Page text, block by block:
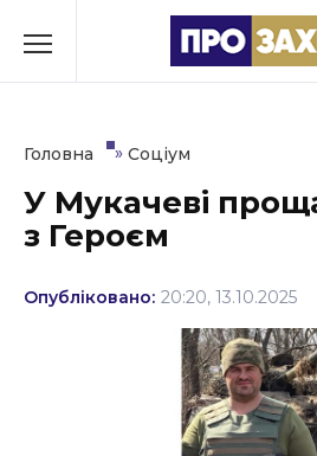
до
Культура
Освіта
Головна » Соціум
У Мукачеві
з Героєм
Опубліковано: 20:20, 13.10.2025